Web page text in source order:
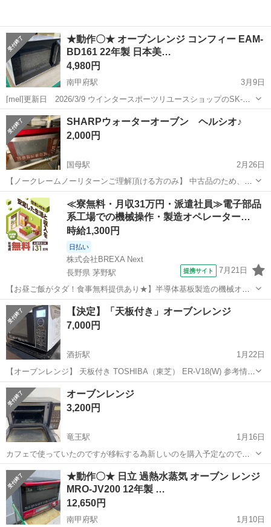
★動作〇★ オーブンレンジ コンフィー EAM-
BD161 22年製 日本美…
4,980円
南甲府駅
3月9日
[mel]更新日 2026/3/9 ウインタースポーツリユースショップのSK-
NETです スキー、スノボ等のリユースを主体に 家電 家具 等も取り
扱っております 山梨 SK-NET で検索して頂くと幸いです ...
山梨 甲府市 南甲府駅 キッチン家電
SHARPウォーターオーブン ヘルシオ♪
2,000円
国母駅
2月26日
【ノークレームノーリターンご理解頂ける方のみ】 中古品のため、ご
理解がある方のみの取引とさせていただきます。 ◎通電確認済み ◎型
番AX-GX2-R ◎写真二枚目の下部のカバー欠品 ◎ダイヤル部分欠品
山梨 中巨摩郡 国母駅 キッチン家電 ヘルシオ
≪寮無料・月収31万円・派遣社員≫電子部品
系工場での機械操作・製造オペレーター…
時給1,300円
日払い
株式会社BREXA Next
長野県 茅野駅
提携サイト 7月21日
【お昼ご飯がタダ！食事無料提供あり★】半導体基板製造の機械オペ
レーターや検査作業！未経験活躍中★カップル＆友達同士の応募OK！
赴任旅費会社負担★嬉しい無料送迎◎正社員登用制度あり！マイカー
通勤OK！無料駐車場完備！《長野県茅...
長野 茅野市 茅野駅 その他
【決定】「天板付き」オーブンレンジ
7,000円
酒折駅
1月22日
【オーブンレンジ】 天板付き TOSHIBA（東芝） ER-V18(W) 参考情報
• 種類：電子レンジ（家庭用） • 電源：100V / 50–60Hz • 定格消費電
力：1400W • 高周波出力： • 最...
山梨 甲府市 酒折駅
オーブンレンジ
3,200円
竜王駅
1月16日
カフェで使っていたのですが移転する為新しいのを購入予定なので出
品致します。 #アイリスオーヤマ
山梨 甲斐市 竜王駅 キッチン家電
★動作〇★ 日立 過熱水蒸気 オーブン レンジ
MRO-JV200 12年製 …
12,650円
南甲府駅
1月10日